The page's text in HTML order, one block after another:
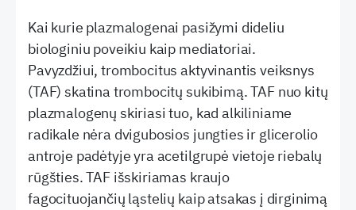
Kai kurie plazmalogenai pasižymi dideliu
biologiniu poveikiu kaip mediatoriai.
Pavyzdžiui, trombocitus aktyvinantis veiksnys
(TAF) skatina trombocitų sukibimą. TAF nuo kitų
plazmalogenų skiriasi tuo, kad alkiliniame
radikale nėra dvigubosios jungties ir glicerolio
antroje padėtyje yra acetilgrupė vietoje riebalų
rūgšties. TAF išskiriamas kraujo
fagocituojančių ląstelių kaip atsakas į dirginimą